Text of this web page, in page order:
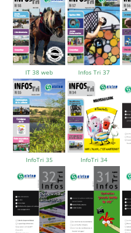
IT 38 web Infos Tri 37
InfoTri 35 InfoTri 34